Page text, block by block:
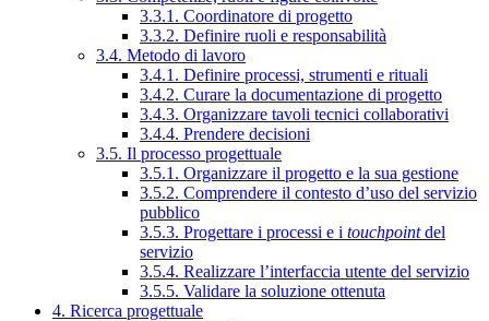
3.3.1. Coordinatore di progetto
3.3.2. Definire ruoli e responsabilità
3.4. Metodo di lavoro
3.4.1. Definire processi, strumenti e rituali
3.4.2. Curare la documentazione di progetto
3.4.3. Organizzare tavoli tecnici collaborativi
3.4.4. Prendere decisioni
3.5. Il processo progettuale
3.5.1. Organizzare il progetto e la sua gestione
3.5.2. Comprendere il contesto d’uso del servizio
pubblico
3.5.3. Progettare i processi e i touchpointdel
servizio
3.5.4. Realizzare l’interfaccia utente del servizio
3.5.5. Validare la soluzione ottenuta
4. Ricerca progettuale